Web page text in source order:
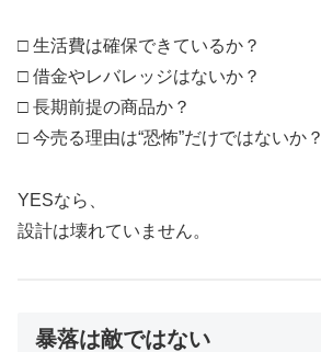
□ 生活費は確保できているか？
□ 借金やレバレッジはないか？
□ 長期前提の商品か？
□ 今売る理由は“恐怖”だけではないか？
YESなら、
設計は壊れていません。
暴落は敵ではない